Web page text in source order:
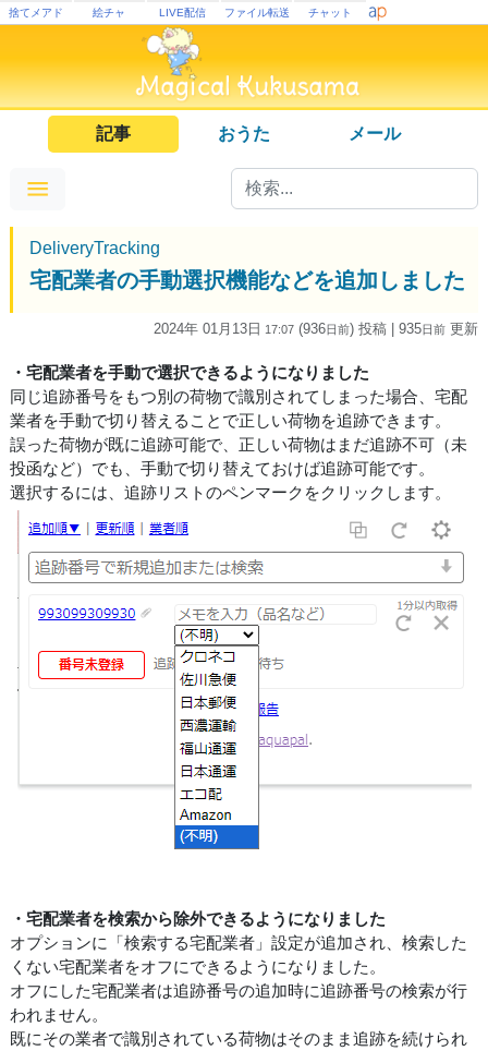
捨てメアド 絵チャ LIVE配信 ファイル転送 チャット
記事 おうた メール
DeliveryTracking
宅配業者の手動選択機能などを追加しました
2024年 01月13日 17:07 (936日前) 投稿 | 935日前 更新
・宅配業者を手動で選択できるようになりました
同じ追跡番号をもつ別の荷物で識別されてしまった場合、宅配
業者を手動で切り替えることで正しい荷物を追跡できます。
誤った荷物が既に追跡可能で、正しい荷物はまだ追跡不可（未
投函など）でも、手動で切り替えておけば追跡可能です。
選択するには、追跡リストのペンマークをクリックします。
・宅配業者を検索から除外できるようになりました
オプションに「検索する宅配業者」設定が追加され、検索した
くない宅配業者をオフにできるようになりました。
オフにした宅配業者は追跡番号の追加時に追跡番号の検索が行
われません。
既にその業者で識別されている荷物はそのまま追跡を続けられ